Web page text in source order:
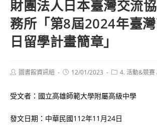
財團法人日本臺灣交流
務所「第8屆2024年臺
日留學計畫簡章」
Post圖書館資訊組
Post12/01/2023
Post4. 活動&競賽
受文者：國立高雄師範大學附屬高級中學
發文日期：中華民國112年11月24日